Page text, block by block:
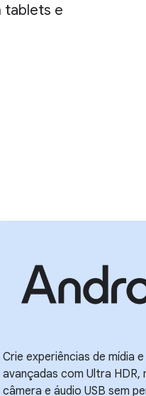
tablets e
Crie experiências de mídia
avançadas com Ultra HDR,
câmera e áudio USB sem